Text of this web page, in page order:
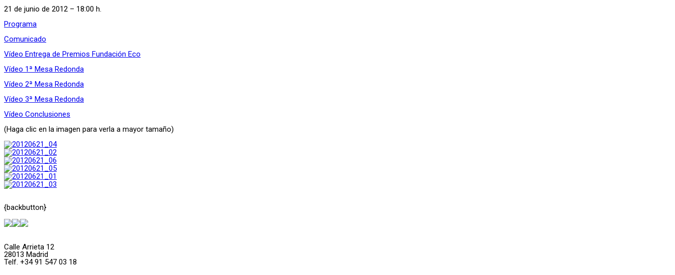
21 de junio de 2012 – 18:00 h.
Programa
Comunicado
Vídeo Entrega de Premios Fundación Eco
Vídeo 1ª Mesa Redonda
Vídeo 2ª Mesa Redonda
Vídeo 3ª Mesa Redonda
Vídeo Conclusiones
(Haga clic en la imagen para verla a mayor tamaño)
{backbutton}
Calle Arrieta 12
28013 Madrid
Telf. +34 91 547 03 18